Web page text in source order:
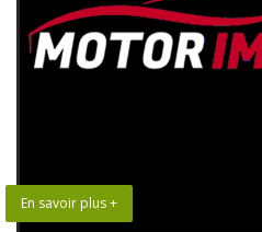
En savoir plus +